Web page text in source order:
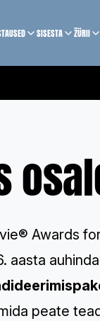
SISESTA ŽÜRII
Awards
aasta
peate